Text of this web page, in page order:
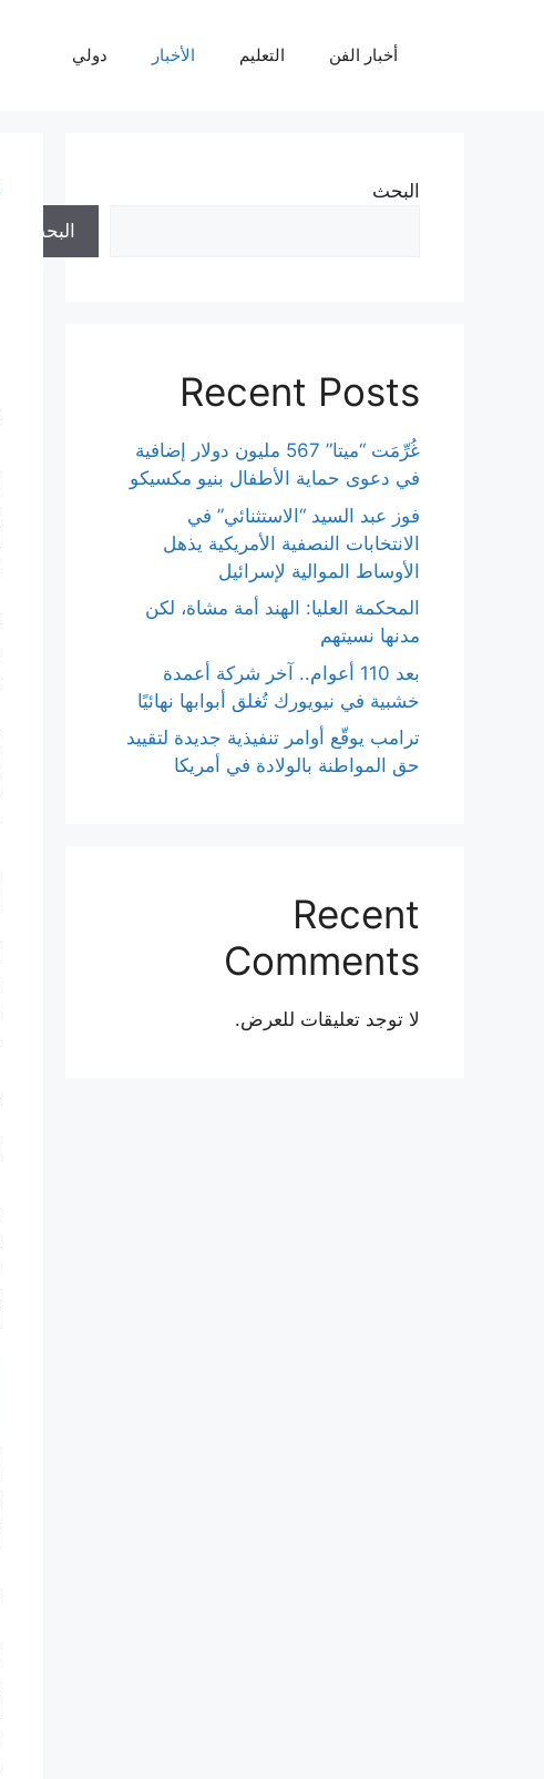
أخبار الفن التعليم الأخبار دولي
البحث
البحث
Recent Posts
غُرِّمَت “ميتا” 567 مليون دولار إضافية
في دعوى حماية الأطفال بنيو مكسيكو
فوز عبد السيد “الاستثنائي” في
الانتخابات النصفية الأمريكية يذهل
الأوساط الموالية لإسرائيل
المحكمة العليا: الهند أمة مشاة، لكن
مدنها نسيتهم
بعد 110 أعوام.. آخر شركة أعمدة
خشبية في نيويورك تُغلق أبوابها نهائيًا
ترامب يوقّع أوامر تنفيذية جديدة لتقييد
حق المواطنة بالولادة في أمريكا
Recent
Comments
لا توجد تعليقات للعرض.